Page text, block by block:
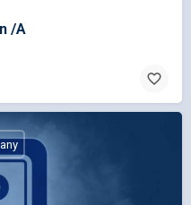
/A